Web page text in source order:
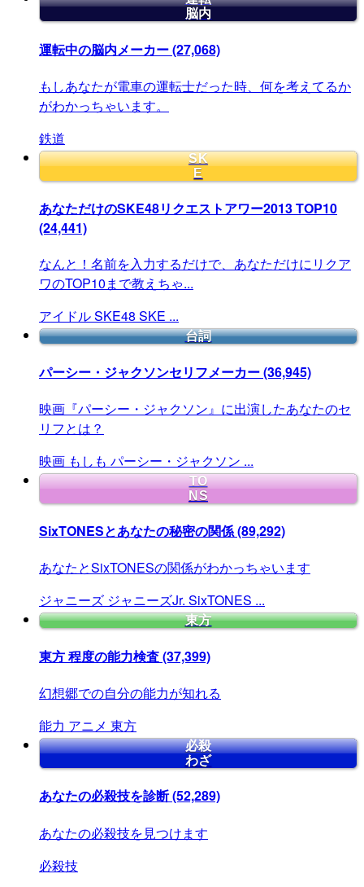
脳内
運転中の脳内メーカー(27,068)
もしあなたが電車の運転士だった時、何を考えてるか
がわかっちゃいます。
鉄道
SK
E
あなただけのSKE48リクエストアワー2013 TOP10
(24,441)
なんと！名前を入力するだけで、あなただけにリクア
ワのTOP10まで教えちゃ...
アイドルSKE48 SKE ...
台詞
パーシー・ジャクソンセリフメーカー(36,945)
映画『パーシー・ジャクソン』に出演したあなたのセ
リフとは？
映画 もしも パーシー・ジャクソン ...
TO
NS
SixTONESとあなたの秘密の関係(89,292)
あなたとSixTONESの関係がわかっちゃいます
ジャニーズ ジャニーズJr. SixTONES ...
東方
東方 程度の能力検査(37,399)
幻想郷での自分の能力が知れる
能力 アニメ 東方
必殺
わざ
あなたの必殺技を診断(52,289)
あなたの必殺技を見つけます
必殺技